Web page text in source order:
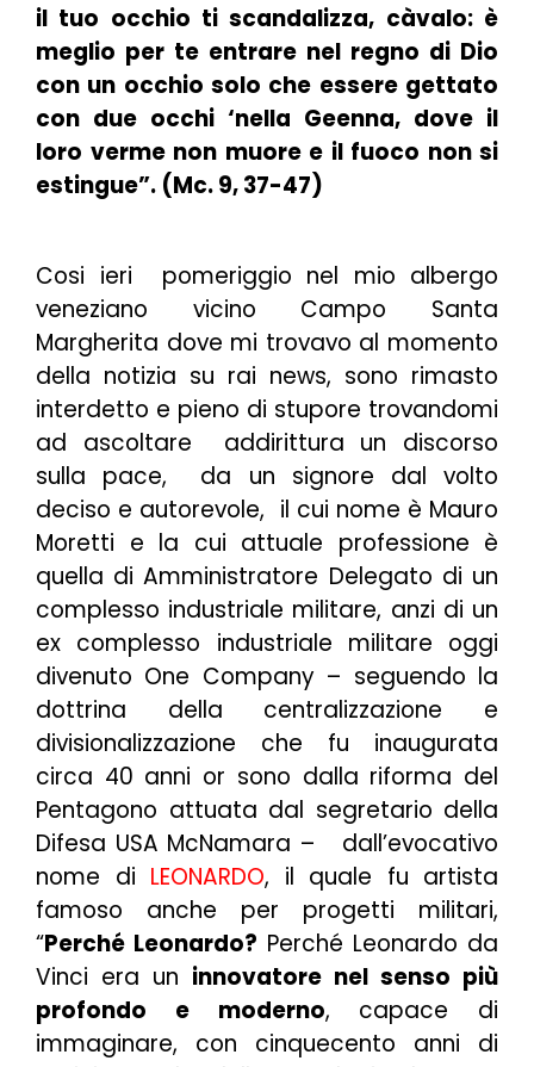
il tuo occhio ti scandalizza, càvalo: è
meglio per te entrare nel regno di Dio
con un occhio solo che essere gettato
con due occhi ‘nella Geenna, dove il
loro verme non muore e il fuoco non si
estingue”. (Mc. 9, 37-47)
Cosi ieri pomeriggio nel mio albergo
veneziano vicino Campo Santa
Margherita dove mi trovavo al momento
della notizia su rai news, sono rimasto
interdetto e pieno di stupore trovandomi
ad ascoltare addirittura un discorso
sulla pace, da un signore dal volto
deciso e autorevole, il cui nome è Mauro
Moretti e la cui attuale professione è
quella di Amministratore Delegato di un
complesso industriale militare, anzi di un
ex complesso industriale militare oggi
divenuto One Company – seguendo la
dottrina della centralizzazione e
divisionalizzazione che fu inaugurata
circa 40 anni or sono dalla riforma del
Pentagono attuata dal segretario della
Difesa USA McNamara – dall’evocativo
nome di LEONARDO, il quale fu artista
famoso anche per progetti militari,
“Perché Leonardo? Perché Leonardo da
Vinci era un innovatore nel senso più
profondo e moderno, capace di
immaginare, con cinquecento anni di